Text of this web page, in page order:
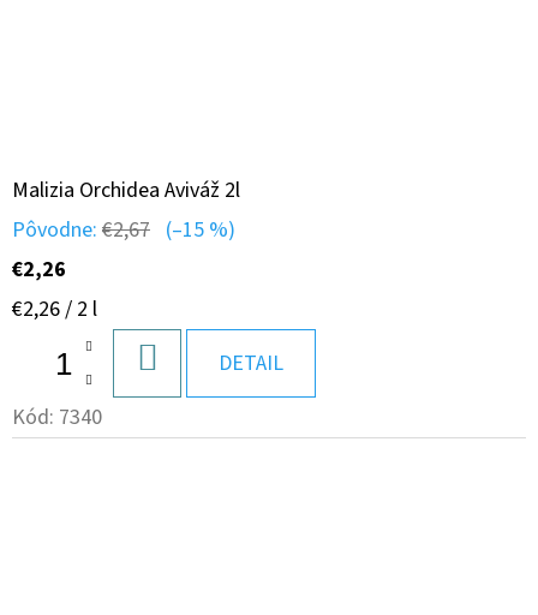
Malizia Orchidea Aviváž 2l
Pôvodne: €2,67 (–15 %)
€2,26
Jednotková
€2,26 / 2 l
KOŠÍKA
DETAIL
Kód: 7340